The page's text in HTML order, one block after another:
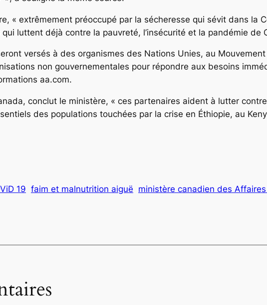
« extrêmement préoccupé par la sécheresse qui sévit dans la
luttent déjà contre la pauvreté, l’insécurité et la pandémie de
versés à des organismes des Nations Unies, au
non gouvernementales pour répondre aux besoins
aa.com.
conclut le ministère, « ces partenaires aident à lutter
des populations touchées par la crise en Éthiopie, au
19 faim et malnutrition aiguë ministère canadien des